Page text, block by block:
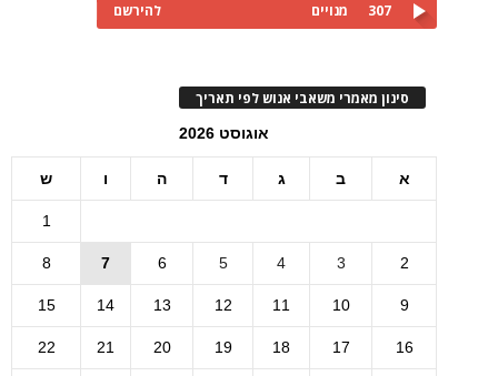
307 מנויים להירשם
סינון מאמרי משאבי אנוש לפי תאריך
אוגוסט 2026
א ב ג ד ה ו ש
1
2
3
4
5
6
7
8
9
10
11
12
13
14
15
16
17
18
19
20
21
22